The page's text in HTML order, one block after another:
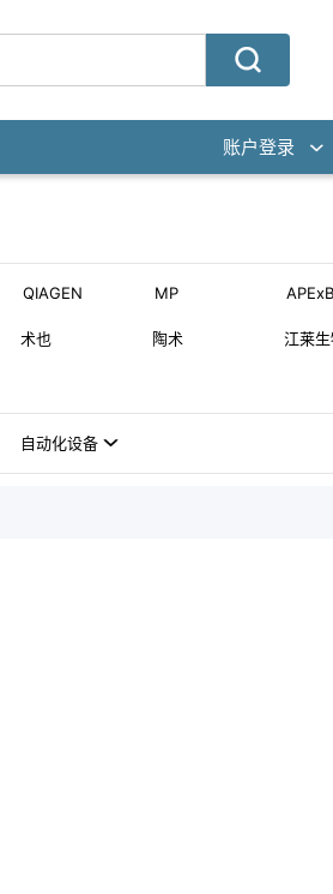
账户登录
QIAGEN MP
术也 陶术 江莱
自动化设备